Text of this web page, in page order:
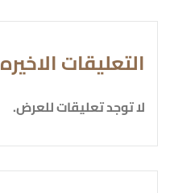
التعليقات الاخيره
لا توجد تعليقات للعرض.